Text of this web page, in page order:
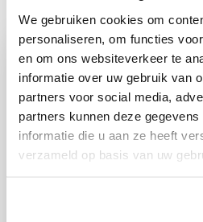
We gebruiken cookies om
personaliseren, om functies
en om ons websiteverkeer te
informatie over uw gebruik van
partners voor social media,
partners kunnen deze
informatie die u aan ze heeft
verzameld op basis van uw